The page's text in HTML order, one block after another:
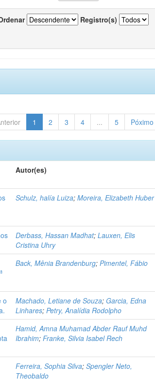
Registro(s)
1 2 3 4 ... 5 Póximo
Autor(es)
Schulz, halía Luiza;Moreira, Elizabeth Huber
Derbass, Hassan Madhat;Lauxen, Elis
Cristina Uhry
Back, Mênia Brandenburg;Pimentel, Fábio
o
Machado, Letiane de Souza; Garcia, Edna
Linhares;Petry, Analídia Rodolpho
Hamid, Amna Muhamad Abder Rauf Muhd
Ibrahim;Franke, Silvia Isabel Rech
Ferreira, Sophia Silva;Spengler Neto,
Theobaldo